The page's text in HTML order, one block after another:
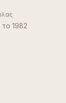
το 1982